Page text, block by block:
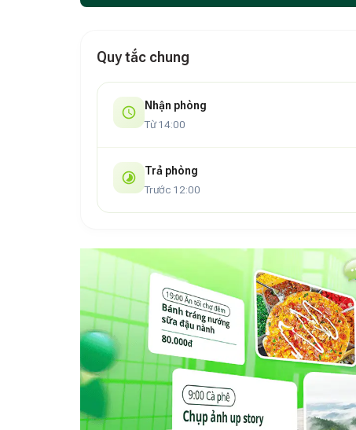
Quy tắc chung
Nhận phòng
Từ 14:00
Trả phòng
Trước 12:00